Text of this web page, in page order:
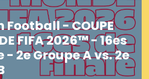
Football - COUPE
FIFA 2026™ - 16es
- 2e Groupe A vs. 2e